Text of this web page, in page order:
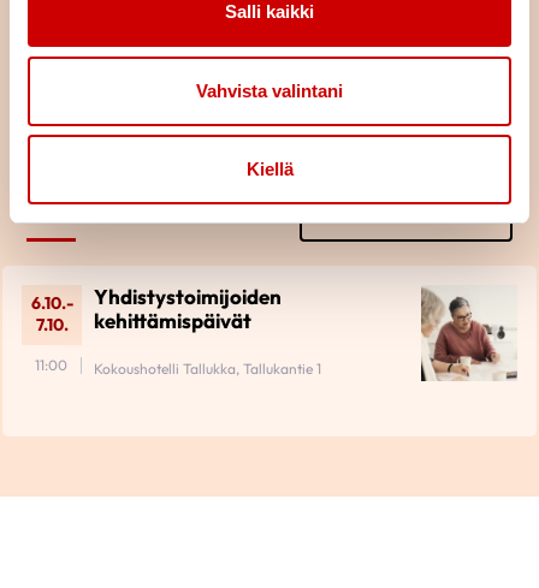
Salli kaikki
Vahvista valintani
Kiellä
Tulevat tapahtumat
Piiri
6.10.-
7.10.
Yhdistystoimijoiden
kehittämispäivät
11:00 Kokoushotelli Tallukka, Tallukantie 1